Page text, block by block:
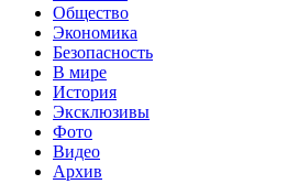
Общество
Экономика
Безопасность
В мире
История
Эксклюзивы
Фото
Видео
Архив